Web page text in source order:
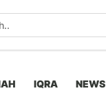
IQRA NEWS